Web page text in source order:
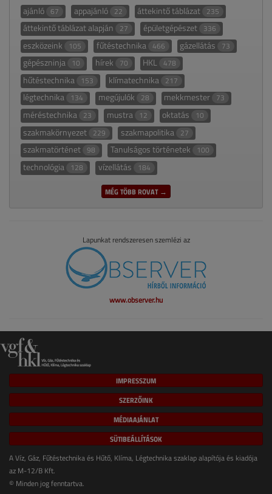
ajánló 67 appajánló 22 áttekintő táblázat 235
áttekintő táblázat alapján 27 épületgépészet 336
eszközeink 105 fűtéstechnika 466 gázellátás 73
gépészninja 10 hírek 70 HKL 478
hűtéstechnika 153 klímatechnika 217
légtechnika 134 megújulók 28 mekkmester 73
méréstechnika 23 mustra 12 oktatás 10
szakmakörnyezet 229 szakmapolitika 27
szakmatörténet 98 Tanulságos történetek 100
technológia 128 vízellátás 184
MÉG TÖBB ROVAT →
Lapunkat rendszeresen szemlézi az
www.observer.hu
IMPRESSZUM
SZERZŐINK
MÉDIAAJÁNLAT
SÜTIBEÁLLÍTÁSOK
A Víz, Gáz, Fűtéstechnika és Hűtő, Klíma, Légtechnika szaklap alapítója és kiadója
az M-12/B Kft.
© Minden jog fenntartva.